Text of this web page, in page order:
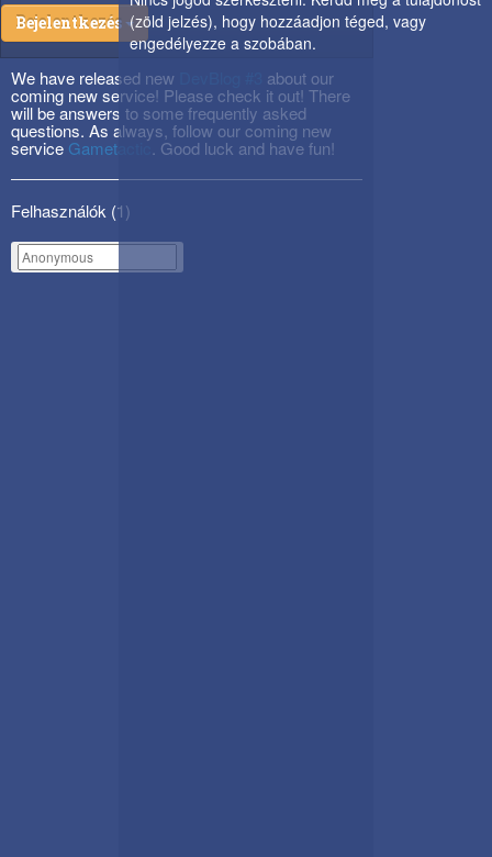
Bejelentkezés
We have released new about our
coming new service! Please check it out! There
will be answers to some frequently asked
questions. As always, follow our coming new
service Gametactic. Good luck and have fun!
Felhasználók (1)
(zöld jelzés), hogy hozzáadjon téged, vagy
engedélyezze a szobában.